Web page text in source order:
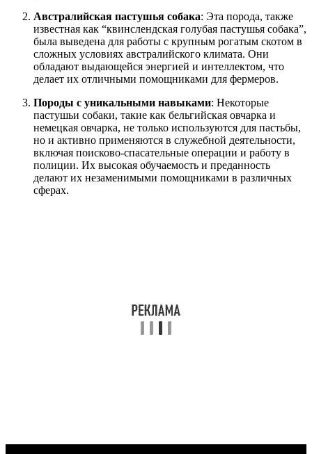
Австралийская пастушья собака: Эта порода, также
известная как “квинслендская голубая пастушья собака”,
была выведена для работы с крупным рогатым скотом в
сложных условиях австралийского климата. Они
обладают выдающейся энергией и интеллектом, что
делает их отличными помощниками для фермеров.
Породы с уникальными навыками: Некоторые
пастушьи собаки, такие как бельгийская овчарка и
немецкая овчарка, не только используются для пастьбы,
но и активно применяются в служебной деятельности,
включая поисково-спасательные операции и работу в
полиции. Их высокая обучаемость и преданность
делают их незаменимыми помощниками в различных
сферах.